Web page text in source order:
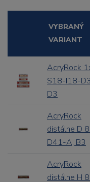
VYBRANÝ
VARIANT
AcryRock
S18-I18-
D3
AcryRock
distálne D
D41-A, B3
AcryRock
distálne H